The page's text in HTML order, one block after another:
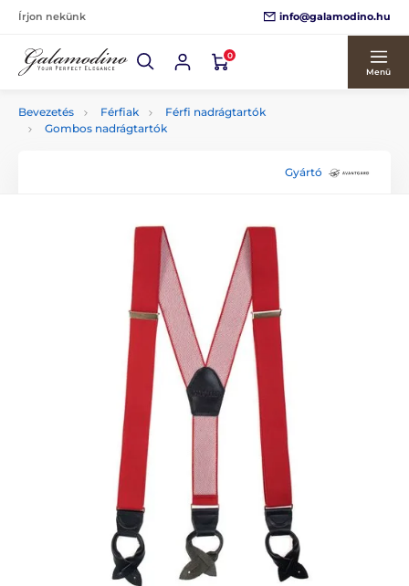
Írjon nekünk info@galamodino.hu
0
Menü
Bevezetés Férfiak
Férfi nadrágtartók
Gombos nadrágtartók
Gyártó